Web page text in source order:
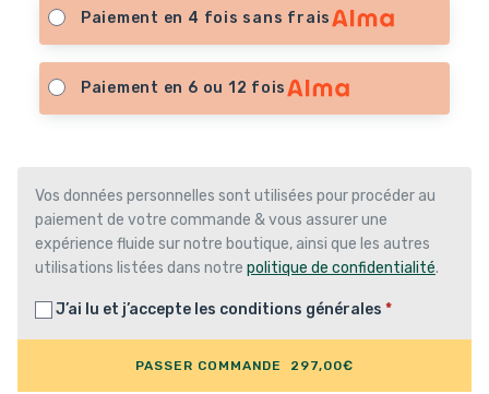
Paiement en 4 fois sans frais
Paiement en 6 ou 12 fois
Vos données personnelles sont utilisées pour procéder au
paiement de votre commande & vous assurer une
expérience fluide sur notre boutique, ainsi que les autres
utilisations listées dans notre politique de confidentialité.
J’ai lu et j’accepte les conditions générales *
PASSER COMMANDE 297,00€